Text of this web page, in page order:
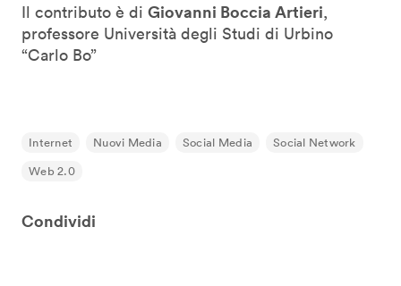
Il contributo è di Giovanni Boccia Artieri,
professore Università degli Studi di Urbino
“Carlo Bo”
Internet Nuovi Media Social Media
Social Network
Web 2.0
Condividi